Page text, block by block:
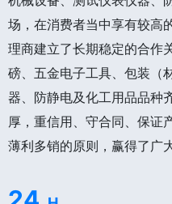
场，在消费者当中享有较高
理商建立了长期稳定的合作
磅、五金电子工具、包装（
器、防静电及化工用品品种
厚，重信用、守合同、保证
薄利多销的原则，赢得了广